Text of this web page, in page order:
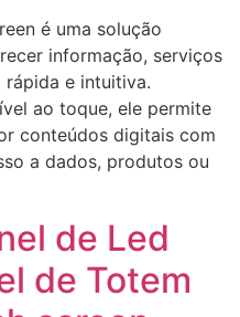
é uma solução
informação, serviços
rápida e intuitiva.
ao toque, ele permite
conteúdos digitais com
a dados, produtos ou
de Led
de Totem